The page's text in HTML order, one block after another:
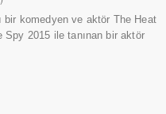
bir komedyen ve aktör The Heat
Spy 2015 ile tanınan bir aktör